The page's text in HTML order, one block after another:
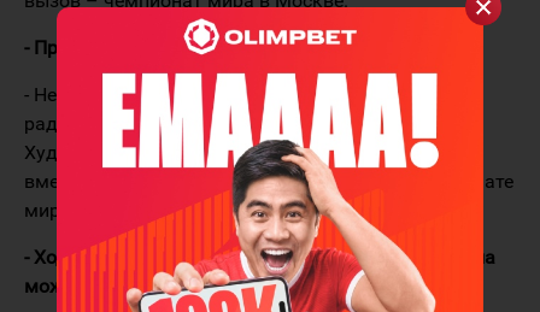
- Приближение этого турнира вы чувствуете?
- Не только я, но и вся команда. Поэтому мы с
радостью восприняли возвращение Паньшина,
Худякова, других ребят, которые прошлой весной
вместе со сборной победили в Польше на чемпионате
мира в первом дивизионе.
- Ходят разговоры, что и вы за команду Казахстана
можете сыграть.